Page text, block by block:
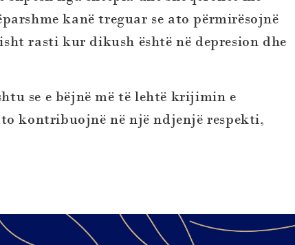
kanë treguar se ato përmirësojnë
rasti kur dikush është në depresion dhe
se e bëjnë më të lehtë krijimin e
kontribuojnë në një ndjenjë respekti,